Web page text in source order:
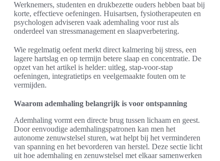
Werknemers, studenten en drukbezette ouders hebben baat bij
korte, effectieve oefeningen. Huisartsen, fysiotherapeuten en
psychologen adviseren vaak ademhaling voor rust als
onderdeel van stressmanagement en slaapverbetering.
Wie regelmatig oefent merkt direct kalmering bij stress, een
lagere hartslag en op termijn betere slaap en concentratie. De
opzet van het artikel is helder: uitleg, stap-voor-stap
oefeningen, integratietips en veelgemaakte fouten om te
vermijden.
Waarom ademhaling belangrijk is voor ontspanning
Ademhaling vormt een directe brug tussen lichaam en geest.
Door eenvoudige ademhalingspatronen kan men het
autonome zenuwstelsel sturen, wat helpt bij het verminderen
van spanning en het bevorderen van herstel. Deze sectie licht
uit hoe ademhaling en zenuwstelsel met elkaar samenwerken